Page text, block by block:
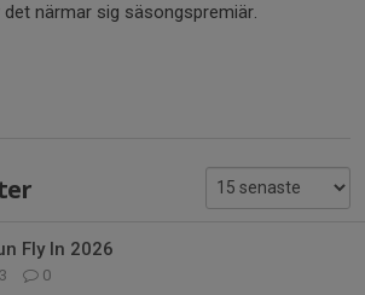
närmar sig säsongspremiär.
Fly In 2026
0